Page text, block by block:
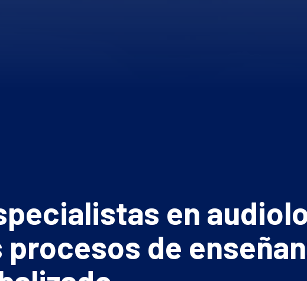
en
procesos de